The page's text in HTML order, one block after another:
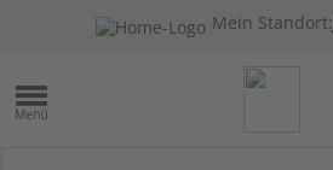
Mein Standort: